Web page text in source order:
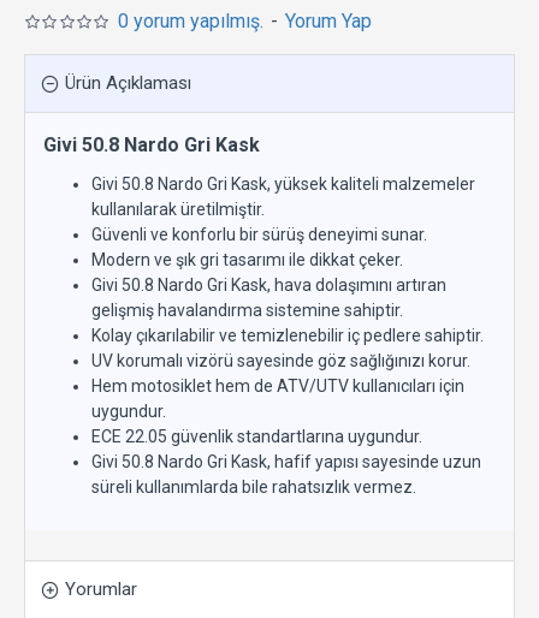
0 yorum yapılmış. - Yorum Yap
Ürün Açıklaması
Givi 50.8 Nardo Gri Kask
Givi 50.8 Nardo Gri Kask, yüksek kaliteli malzemeler
kullanılarak üretilmiştir.
Güvenli ve konforlu bir sürüş deneyimi sunar.
Modern ve şık gri tasarımı ile dikkat çeker.
Givi 50.8 Nardo Gri Kask, hava dolaşımını artıran
gelişmiş havalandırma sistemine sahiptir.
Kolay çıkarılabilir ve temizlenebilir iç pedlere sahiptir.
UV korumalı vizörü sayesinde göz sağlığınızı korur.
Hem motosiklet hem de ATV/UTV kullanıcıları için
uygundur.
ECE 22.05 güvenlik standartlarına uygundur.
Givi 50.8 Nardo Gri Kask, hafif yapısı sayesinde uzun
süreli kullanımlarda bile rahatsızlık vermez.
Yorumlar